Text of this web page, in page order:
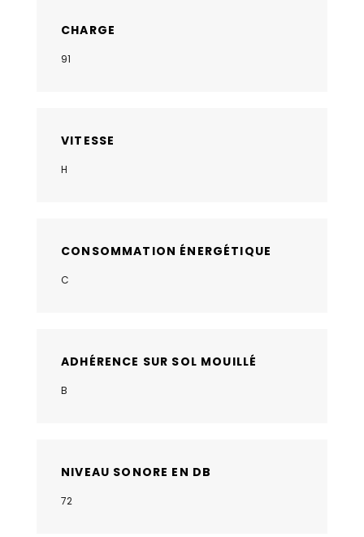
CHARGE
91
VITESSE
H
CONSOMMATION ÉNERGÉTIQUE
C
ADHÉRENCE SUR SOL MOUILLÉ
B
NIVEAU SONORE EN DB
72